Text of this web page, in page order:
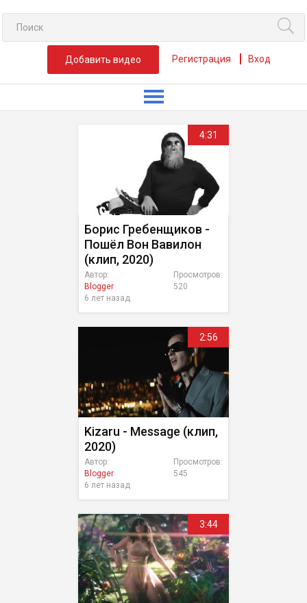
Добавить видео Регистрация Вход
4:31
Борис Гребенщиков -
Пошёл Вон Вавилон
(клип, 2020)
Просмотров:
520
Автор:
Blogger
6 лет назад
2:56
Kizaru - Message (клип,
2020)
Просмотров:
545
Автор:
Blogger
6 лет назад
3:44